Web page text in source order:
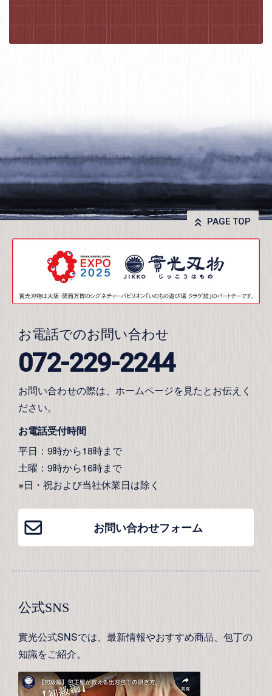
PAGE TOP
お電話でのお問い合わせ
072-229-2244
お問い合わせの際は、ホームページを見たとお伝えく
ださい。
お電話受付時間
平日：9時から18時まで
土曜：9時から16時まで
※日・祝および当社休業日は除く
お問い合わせフォーム
公式SNS
實光公式SNSでは、最新情報やおすすめ商品、包丁の
知識をご紹介。